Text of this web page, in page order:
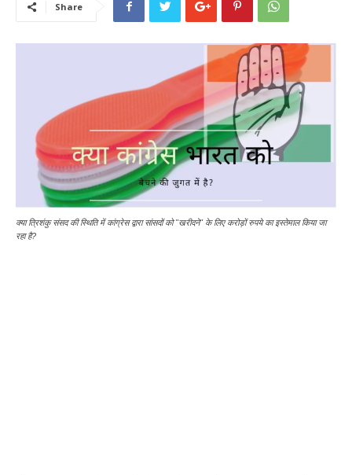
Share
क्या त्रिशंकु संसद की स्थिति में कांग्रेस द्वारा सांसदों को "खरीदने" के लिए करोड़ों रुपये का इस्तेमाल किया जा
रहा है?